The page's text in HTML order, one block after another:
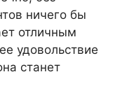
ничего бы
отличным
удовольствие
станет